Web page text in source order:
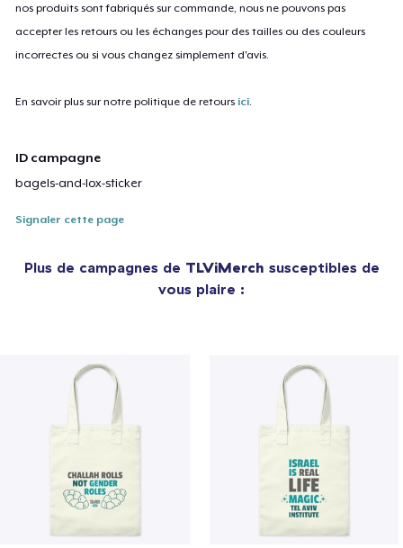
nos produits sont fabriqués sur commande, nous ne pouvons pas
accepter les retours ou les échanges pour des tailles ou des couleurs
incorrectes ou si vous changez simplement d'avis.
En savoir plus sur notre politique de retours ici
ID campagne
bagels-and-lox-sticker
Signaler cette page
Plus de campagnes de TLViMerch susceptibles de
vous plaire :